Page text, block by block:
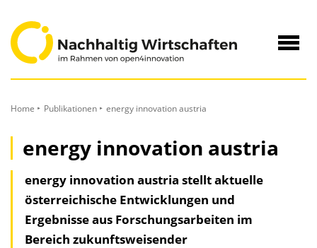
Inhalt
Home Publikationen energy innovation austria
energy innovation austria
energy innovation austria stellt aktuelle
österreichische Entwicklungen und
Ergebnisse aus Forschungsarbeiten im
Bereich zukunftsweisender